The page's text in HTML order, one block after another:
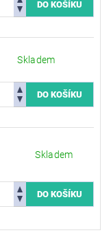
Skladem
Skladem